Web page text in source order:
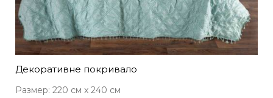
Декоративне покривало
Размер: 220 см x 240 см